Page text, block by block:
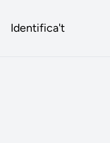
Identifica't